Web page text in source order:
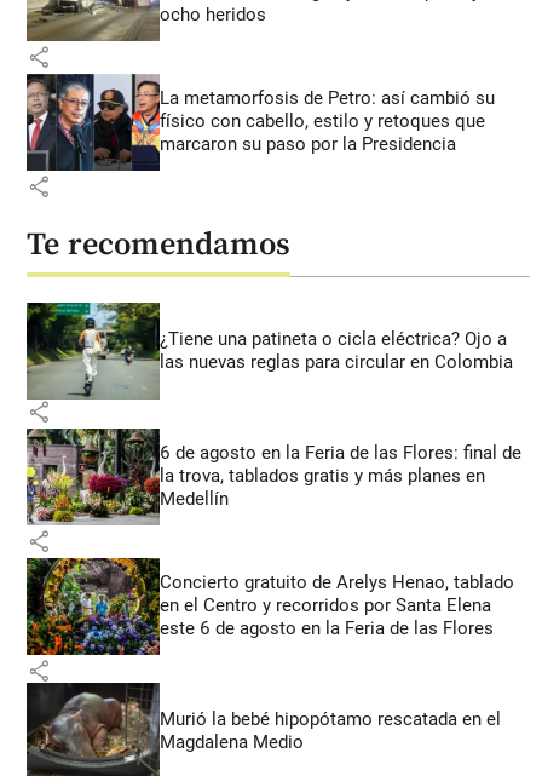
ocho heridos
share
La metamorfosis de Petro: así cambió su
físico con cabello, estilo y retoques que
marcaron su paso por la Presidencia
share
Te recomendamos
¿Tiene una patineta o cicla eléctrica? Ojo a
las nuevas reglas para circular en Colombia
share
6 de agosto en la Feria de las Flores: final de
la trova, tablados gratis y más planes en
Medellín
share
Concierto gratuito de Arelys Henao, tablado
en el Centro y recorridos por Santa Elena
este 6 de agosto en la Feria de las Flores
share
Murió la bebé hipopótamo rescatada en el
Magdalena Medio